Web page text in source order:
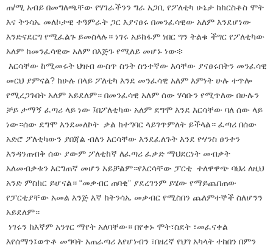
ጠ/ሚ አብይ በመግለጫቸው የሃገራችንን ግራ አጋቢ የፖለቲካ ሁኔታ ከክርስቶስ ሞት
እና ትንሳኤ መለኮታዊ ተዓምራት ጋር እያናፀሩ በመንፈሳዊው አለም እንደሆነው
እንድናደርግ የሚፈልጉ ይመስላሉ። ነገሩ አይከፋም ነበር ግን ትልቁ ችግር የፖለቲካው
አለም ከመንፈሳዊው አለም በእጅጉ የሚለይ መሆኑ ነው፨
እርሳቸው ከሚመሩት ህዝብ ውስጥ ስንት ስንተኛው እሳቸው ያናፀሩበትን መንፈሳዊ
መርህ ያምናል? ከሁሉ በላይ ፖለቲካ እንደ መንፈሳዊ አለም እምነት ሁሉ ተጥሎ
የሚረጋጉበት አለም አይደለም። በመንፈሳዊ አለም ሰው ሃሳቡን የሚጥለው በሁሉን
ቻይ ታማኝ ፈጣሪ ላይ ነው ፤በፖለቲካው አለም ደግሞ እንደ እርሳቸው ባለ ሰው ላይ
ነው።ሰው ደግሞ እንደመለኮት ቃል ከተግባር ላይገጥምለት ይችላል። ፈጣሪ በሰው
አድሮ ፖለቲካውን ያበጃል ብለን እርሳቸው እንደፈለጉት እንደ ዮሃንስ ፀንተን
እንዳንጠብቅ ሰው ያውም ፖለቲከኛ ለፈጣሪ ፈቃድ ማህደርነት መብቃት
አለመብቃቱን እርግጠኛ መሆን አይቻልም።የእርሳቸው ፓርቲ ተለዋዋጭ ባህሪ ለዚህ
አንድ ምስክር ይሆናል። “መቃብር ጠባቂ” ያደረገንም ይሄው የማይጨበጠው
የፓርቲያቸው አመል እንጅ እኛ ከትንሳኤ መቃብር የሚስበን ጨለምተኞች ስለሆንን
አይደለም።
ነገሩን ከእኛም አንፃር ማየት አለባቸው። በየቀኑ ሞት፣ስደት ፣መፈናቀል
እየሰማን፤ወጥቶ መግባት አጠራጣሪ እየሆነብን ፣በዘረኛ የህግ አካላት ተከበን በምን